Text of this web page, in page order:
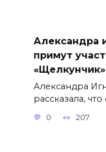
Александра
примут
«Щелкунчик»
Александра
рассказала,
0 207